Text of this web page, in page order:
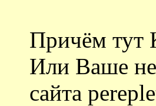
Причём
Или Ваше
сайта